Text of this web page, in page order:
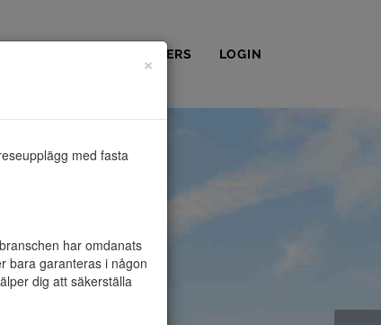
PARTNERS LOGIN
×
med fasta
har omdanats
bara garanteras i någon
dig att säkerställa